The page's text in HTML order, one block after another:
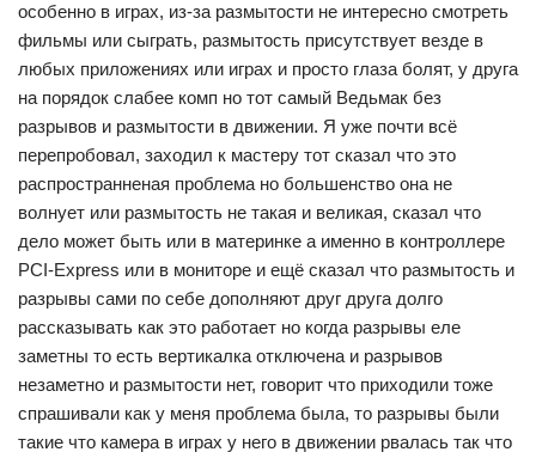
особенно в играх, из-за размытости не интересно смотреть
фильмы или сыграть, размытость присутствует везде в
любых приложениях или играх и просто глаза болят, у друга
на порядок слабее комп но тот самый Ведьмак без
разрывов и размытости в движении. Я уже почти всё
перепробовал, заходил к мастеру тот сказал что это
распространненая проблема но большенство она не
волнует или размытость не такая и великая, сказал что
дело может быть или в материнке а именно в контроллере
PCI-Express или в мониторе и ещё сказал что размытость и
разрывы сами по себе дополняют друг друга долго
рассказывать как это работает но когда разрывы еле
заметны то есть вертикалка отключена и разрывов
незаметно и размытости нет, говорит что приходили тоже
спрашивали как у меня проблема была, то разрывы были
такие что камера в играх у него в движении рвалась так что